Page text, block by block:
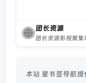
团长资源
团长资源影视聚集
本站 星书签导航